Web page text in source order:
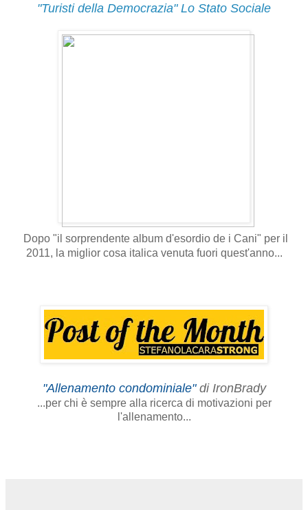
"Turisti della Democrazia" Lo Stato Sociale
Dopo "il sorprendente album d'esordio de i Cani" per il
2011, la miglior cosa italica venuta fuori quest'anno...
"Allenamento condominiale" di IronBrady
...per chi è sempre alla ricerca di motivazioni per
l'allenamento...